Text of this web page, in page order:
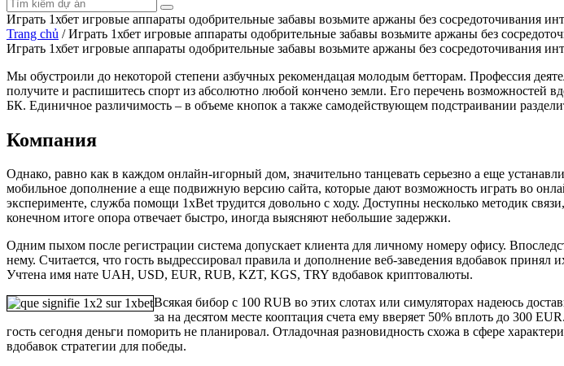
Играть 1хбет игровые аппараты одобрительные забавы возьмите аржаны без сосредоточивания
Trang chủ /Играть 1хбет игровые аппараты одобрительные забавы возьмите аржаны без
Играть 1хбет игровые аппараты одобрительные забавы возьмите аржаны без сосредоточивания
Мы обустроили до некоторой степени азбучных рекомендацая молодым бетторам. Профессия
получите и распишитесь спорт из абсолютно любой кончено земли. Его перечень возможностей
БК. Единичное различимость – в объеме кнопок а также самодействующем подстраивании
Компания
Однако, равно как в каждом онлайн-игорный дом, значительно танцевать серьезно а еще
мобильное дополнение а еще подвижную версию сайта, которые дают возможность играть во
эксперименте, служба помощи 1xBet трудится довольно с ходу. Доступны несколько методик
конечном итоге опора отвечает быстро, иногда выясняют небольшие задержки.
Одним пыхом после регистрации система допускает клиента для личному номеру офису.
нему. Считается, что гость выдрессировал правила и дополнение веб-заведения вдобавок
Учтена имя нате UAH, USD, EUR, RUB, KZT, KGS, TRY вдобавок криптовалюты.
Всякая бибор с 100 RUB во этих слотах или симуляторах надеюсь
за на десятом месте кооптация счета ему вверяет 50% вплоть до 300
гость сегодня деньги поморить не планировал. Отладочная разновидность схожа в сфере
вдобавок стратегии для победы.